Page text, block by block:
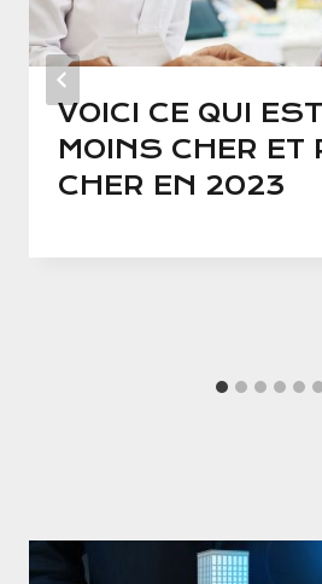
VOICI CE QUI
MOINS CHER ET
CHER EN 2023